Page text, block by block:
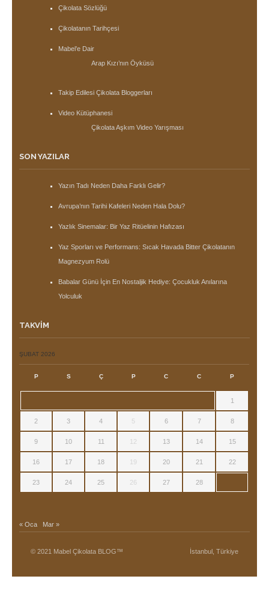
Çikolata Sözlüğü
Çikolatanın Tarihçesi
Mabel’e Dair
Arap Kızı’nın Öyküsü
Takip Edilesi Çikolata Bloggerları
Video Kütüphanesi
Çikolata Aşkım Video Yarışması
SON YAZILAR
Yazın Tadı Neden Daha Farklı Gelir?
Avrupa’nın Tarihi Kafeleri Neden Hala Dolu?
Yazlık Sinemalar: Bir Yaz Ritüelinin Hafızası
Yaz Sporları ve Performans: Sıcak Havada Bitter Çikolatanın
Magnezyum Rolü
Babalar Günü İçin En Nostaljik Hediye: Çocukluk Anılarına
Yolculuk
TAKVIM
ŞUBAT 2026
P S Ç P C C P
1
2 3 4 5 6 7 8
9 10 11 12 13 14 15
16 17 18 19 20 21 22
23 24 25 26 27 28
« Oca Mar »
© 2021 Mabel Çikolata BLOG™ İstanbul, Türkiye